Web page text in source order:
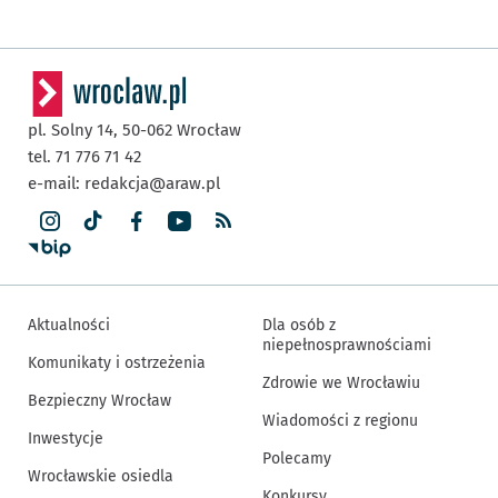
pl. Solny 14, 50-062 Wrocław
tel. 71 776 71 42
e-mail: redakcja@araw.pl
Aktualności
Komunikaty i ostrzeżenia
Bezpieczny Wrocław
Inwestycje
Wrocławskie osiedla
Dla osób z
niepełnosprawnościami
Zdrowie we Wrocławiu
Wiadomości z regionu
Polecamy